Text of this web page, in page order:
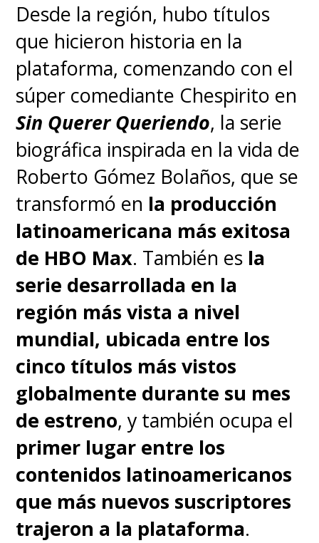
Desde la región, hubo títulos
que hicieron historia en la
plataforma, comenzando con el
súper comediante Chespirito en
Sin Querer Queriendo, la serie
biográfica inspirada en la vida de
Roberto Gómez Bolaños, que se
transformó en la producción
latinoamericana más exitosa
de HBO Max. También es la
serie desarrollada en la
región más vista a nivel
mundial, ubicada entre los
cinco títulos más vistos
globalmente durante su mes
de estreno, y también ocupa el
primer lugar entre los
contenidos latinoamericanos
que más nuevos suscriptores
trajeron a la plataforma.